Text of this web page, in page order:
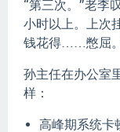
“第三次。”老李
小时以上。上次
钱花得……憋屈
孙主任在办公室
样：
高峰期系统卡